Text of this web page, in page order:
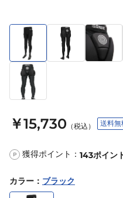
￥15,730 （税込） 送料無
P 獲得ポイント： 143ポイン
カラー ： ブラック